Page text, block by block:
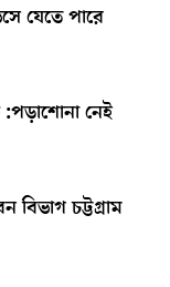
যেতে পারে
:পড়াশোনা নেই
চট্টগ্রাম